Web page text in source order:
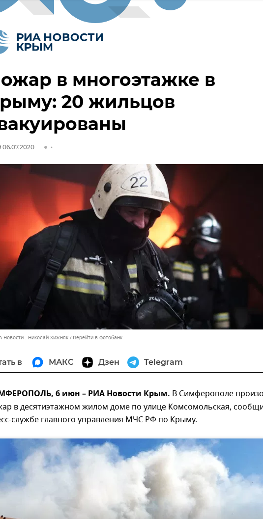
в многоэтажке в
20 жильцов
06.07.2020
Новости . Николай Хижняк Перейти в фотобанк
в МАКС Дзен Telegram
6 июн – РИА Новости Крым. В Симферополе
в десятиэтажном жилом доме по улице Комсомольская,
службе главного управления МЧС РФ по Крыму.